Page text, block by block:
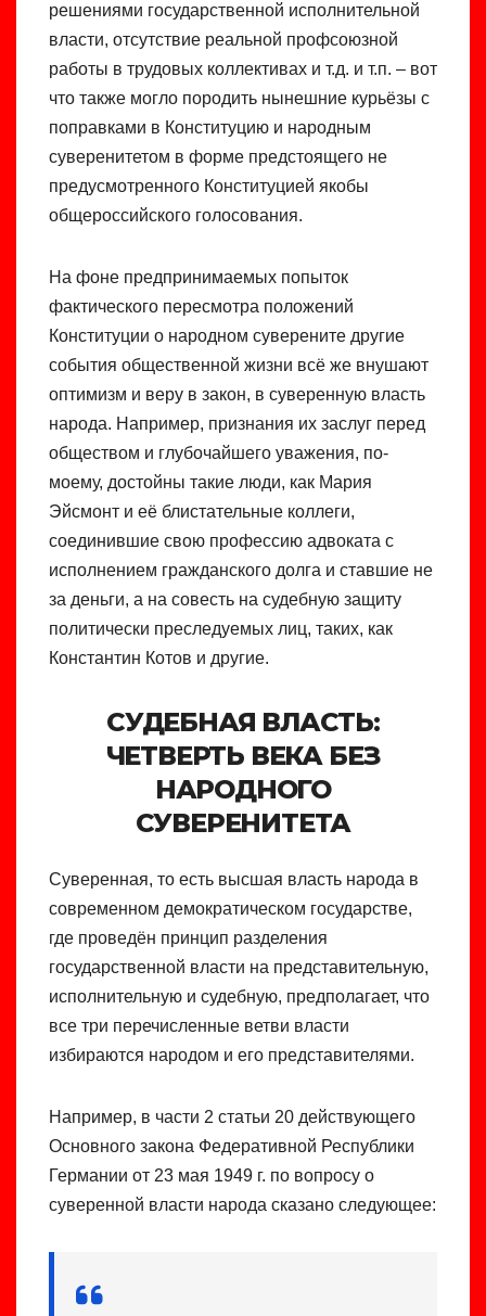
решениями государственной исполнительной
власти, отсутствие реальной профсоюзной
работы в трудовых коллективах и т.д. и т.п. – вот
что также могло породить нынешние курьёзы с
поправками в Конституцию и народным
суверенитетом в форме предстоящего не
предусмотренного Конституцией якобы
общероссийского голосования.
На фоне предпринимаемых попыток
фактического пересмотра положений
Конституции о народном суверените другие
события общественной жизни всё же внушают
оптимизм и веру в закон, в суверенную власть
народа. Например, признания их заслуг перед
обществом и глубочайшего уважения, по-
моему, достойны такие люди, как Мария
Эйсмонт и её блистательные коллеги,
соединившие свою профессию адвоката с
исполнением гражданского долга и ставшие не
за деньги, а на совесть на судебную защиту
политически преследуемых лиц, таких, как
Константин Котов и другие.
СУДЕБНАЯ ВЛАСТЬ:
ЧЕТВЕРТЬ ВЕКА БЕЗ
НАРОДНОГО
СУВЕРЕНИТЕТА
Суверенная, то есть высшая власть народа в
современном демократическом государстве,
где проведён принцип разделения
государственной власти на представительную,
исполнительную и судебную, предполагает, что
все три перечисленные ветви власти
избираются народом и его представителями.
Например, в части 2 статьи 20 действующего
Основного закона Федеративной Республики
Германии от 23 мая 1949 г. по вопросу о
суверенной власти народа сказано следующее: